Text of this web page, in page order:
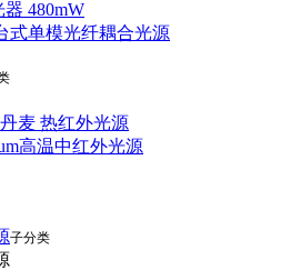
器 480mW
式单模光纤耦合光源
麦 热红外光源
高温中红外光源
子分类